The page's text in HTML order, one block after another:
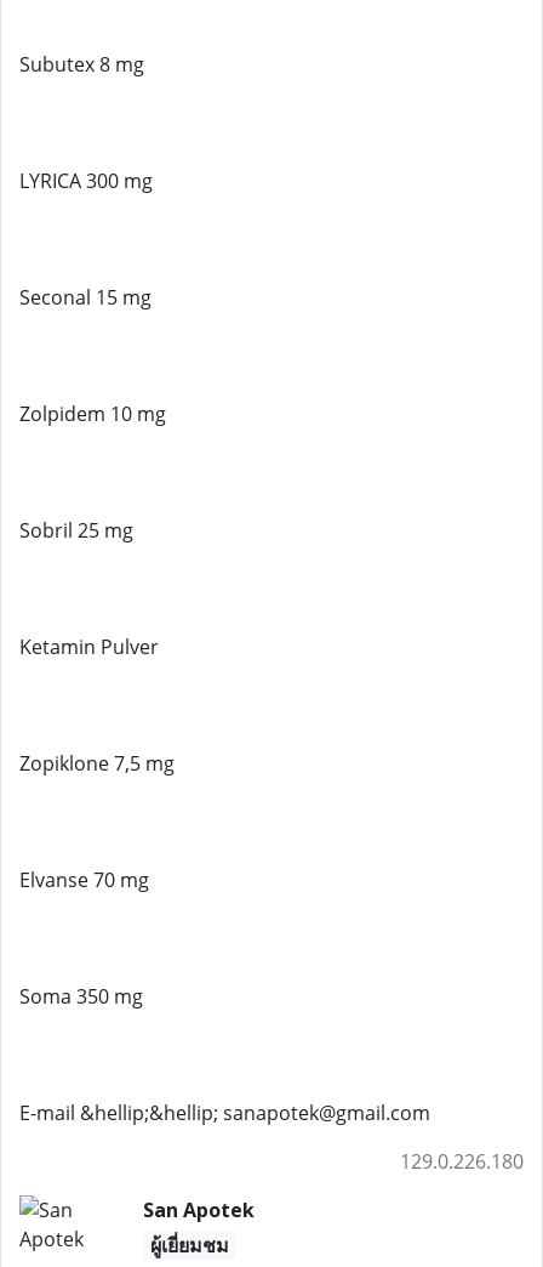
Subutex 8 mg
LYRICA 300 mg
Seconal 15 mg
Zolpidem 10 mg
Sobril 25 mg
Ketamin Pulver
Zopiklone 7,5 mg
Elvanse 70 mg
Soma 350 mg
E-mail &hellip;&hellip; sanapotek@gmail.com
129.0.226.180
San Apotek
ผู้เยี่ยมชม